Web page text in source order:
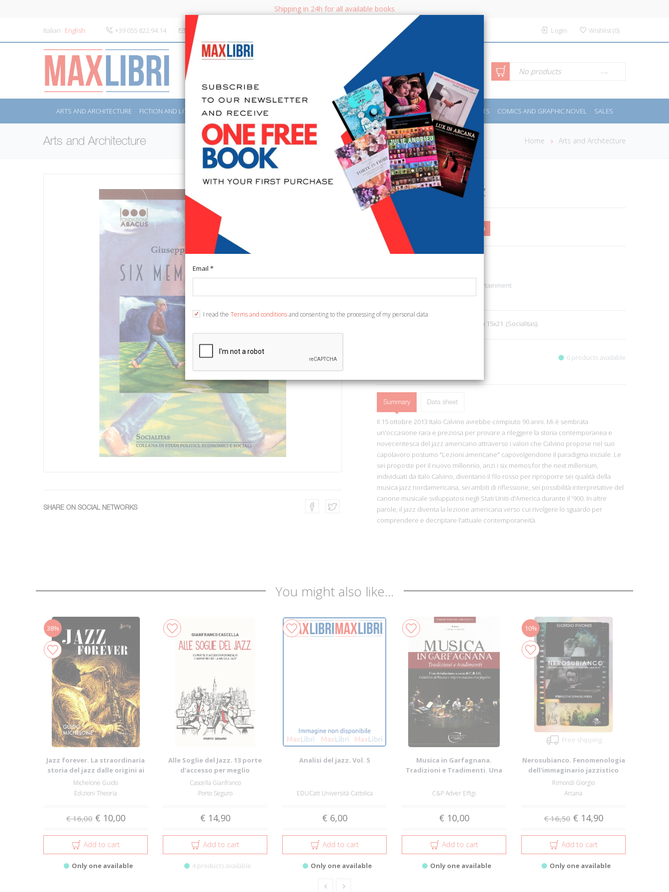
Shipping in 24h for all available books
Italian English +39 055 822.94.14 info@maxlibri.it Login Wishlist(0)
SEARCH Advanced
Search
No products
ARTS AND ARCHITECTURE FICTION AND LITERATURE NON FICTION BOOKS FOR CHILDREN & YOUNG ADULTS MANUALS - GUIDES SPORTS COMICS AND GRAPHIC NOVEL SALES
Arts and Architecture Home Arts and Architecture
SHARE ON SOCIAL NETWORKS
Six Memos in Jazz
€ 14,70 2%
Cinema, Music, TV, Entertainment
Ean13: 9788897940401
Mortara, 2014; paperback, pp. 96, cm 15x21. (Socialitas).
6 products available
Summary Data sheet
Il 15 ottobre 2013 Italo Calvino avrebbe compiuto 90 anni. Mi è sembrata
un'occasione rara e preziosa per provare a rileggere la storia contemporanea e
novecentesca del jazz americano attraverso i valori che Calvino propose nel suo
capolavoro postumo "Lezioni americane" capovolgendone il paradigma iniziale. Le
sei proposte per il nuovo millennio, anzi i six memos for the next millenium,
individuati da Italo Calvino, diventano il filo rosso per riproporre sei qualità della
musica jazz nordamericana, sei ambiti di riflessione, sei possibilità interpretative del
canone musicale sviluppatosi negli Stati Uniti d'America durante il '900. In altre
parole, il jazz diventa la lezione americana verso cui rivolgere lo sguardo per
comprendere e decriptare l'attuale contemporaneità.
You might also like...
38%
Jazz forever. La straordinaria
storia del jazz dalle origini ai
g...
Michelone Guido
Edizioni Theoria
€ 16,00 € 10,00
Add to cart
Only one available
Alle Soglie del Jazz. 13 porte
d'accesso per meglio
comprendere l...
Cascella Gianfranco
Porto Seguro
€ 14,90
Add to cart
4 products available
Analisi del jazz. Vol. 5
EDUCatt Università Cattolica
€ 6,00
Add to cart
Only one available
Musica in Garfagnana.
Tradizioni e Tradimenti. Una
C&P Adver Effigi
€ 10,00
Add to cart
Only one available
10%
Free shipping
Nerosubianco. Fenomenologia
dell'immaginario jazzistico
Rimondi Giorgio
Arcana
€ 16,50 € 14,90
Add to cart
Only one available
Email *
I read the Terms and conditionsand consenting to the processing of my personal data